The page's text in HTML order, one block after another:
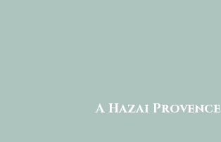
A Hazai Provence